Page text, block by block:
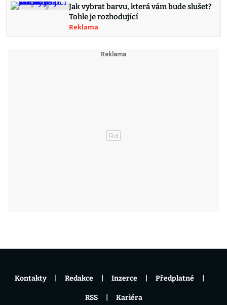
Jak vybrat barvu, která vám bude slušet?
Tohle je rozhodující
Reklama
Kontakty Redakce Inzerce Předplatné
RSS Kariéra